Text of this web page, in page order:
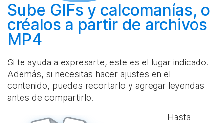
Sube GIFs y calcomanías, o
créalos a partir de archivos
MP4
Si te ayuda a expresarte, este es el lugar indicado.
Además, si necesitas hacer ajustes en el
contenido, puedes recortarlo y agregar leyendas
antes de compartirlo.
Hasta